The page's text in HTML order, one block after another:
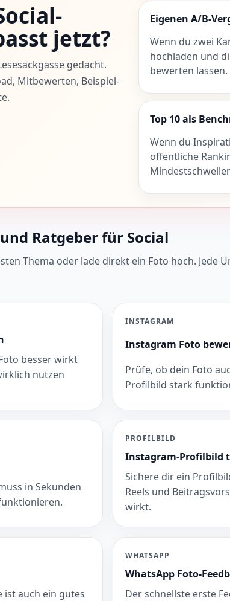
jetzt?
gedacht.
Mitbewerten, Beispiel-
Eigenen A/B-
Wenn du zwei
hochladen und
bewerten lassen.
Top 10 als
Wenn du
öffentliche
Ratgeber für Social
Thema oder lade direkt ein Foto hoch. Jede
besser wirkt
nutzen
INSTAGRAM
Instagram Foto
Prüfe, ob dein Foto
Profilbild stark
in Sekunden
PROFILBILD
Instagram-Profilbild
Sichere dir ein
Reels und
wirkt.
ist auch ein gutes
WHATSAPP
WhatsApp Foto-
Der schnellste erste